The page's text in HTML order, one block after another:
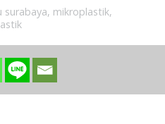
surabaya, mikroplastik,